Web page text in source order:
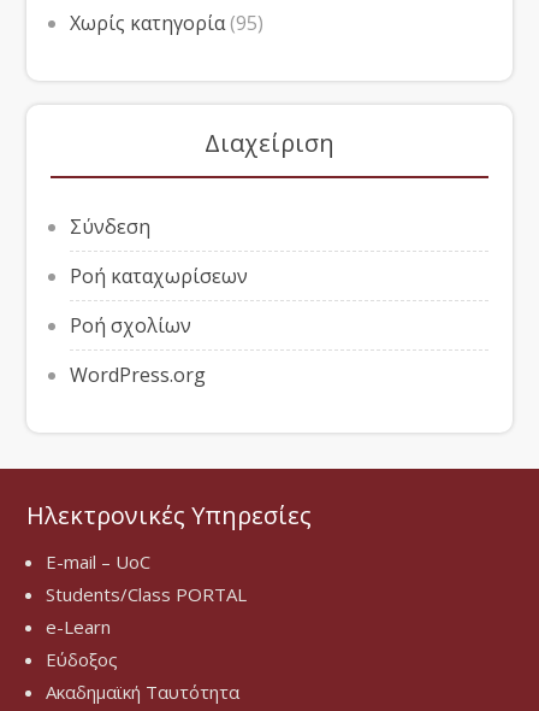
Χωρίς κατηγορία(95)
Διαχείριση
Σύνδεση
Ροή καταχωρίσεων
Ροή σχολίων
WordPress.org
Ηλεκτρονικές Υπηρεσίες
E-mail – UoC
Students/Class PORTAL
e-Learn
Εύδοξος
Ακαδημαϊκή Ταυτότητα